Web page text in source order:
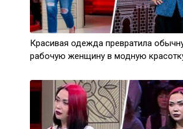
Красивая одежда превратила
рабочую женщину в модную